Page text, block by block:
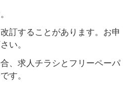
訂することがあります。お申
い。
、求人チラシとフリーペーパ
す。